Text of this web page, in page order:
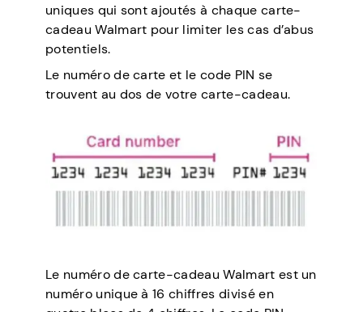
uniques qui sont ajoutés à chaque carte-
cadeau Walmart pour limiter les cas d’abus
potentiels.
Le numéro de carte et le code PIN se
trouvent au dos de votre carte-cadeau.
Le numéro de carte-cadeau Walmart est un
numéro unique à 16 chiffres divisé en